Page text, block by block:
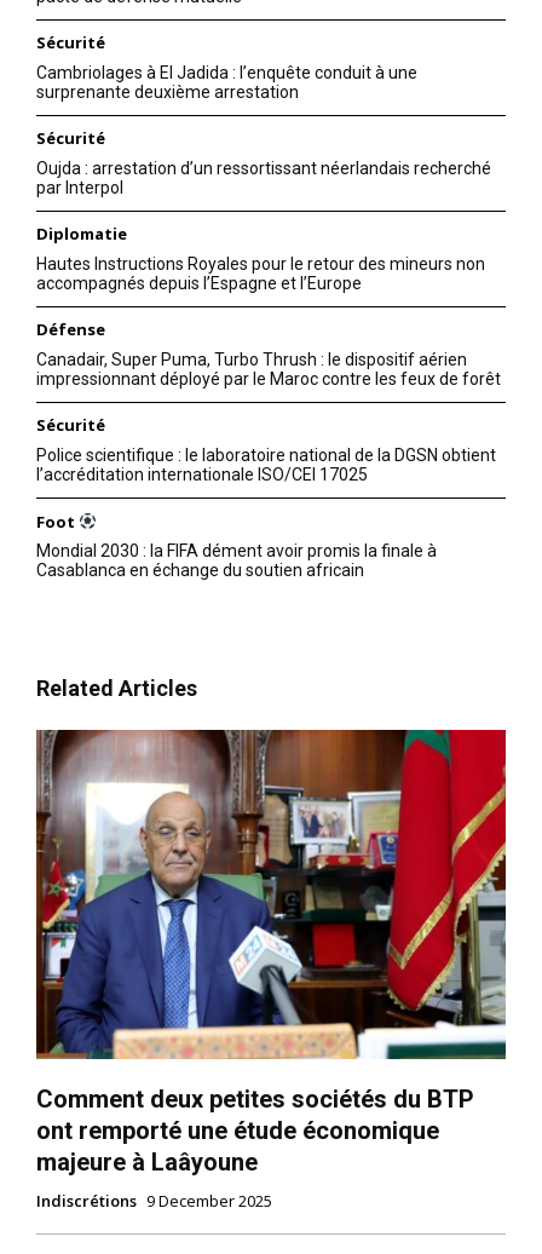
l'intelligence de
S'ABONNER MAINTENANT
Insight Publications
Sécurité
Cambriolages à El Jadida : l’enquête conduit à une
surprenante deuxième arrestation
Sécurité
Oujda : arrestation d’un ressortissant néerlandais recherché
par Interpol
Diplomatie
Hautes Instructions Royales pour le retour des mineurs non
accompagnés depuis l’Espagne et l’Europe
Défense
Canadair, Super Puma, Turbo Thrush : le dispositif aérien
impressionnant déployé par le Maroc contre les feux de forêt
Sécurité
Police scientifique : le laboratoire national de la DGSN obtient
l’accréditation internationale ISO/CEI 17025
Foot
Mondial 2030 : la FIFA dément avoir promis la finale à
Casablanca en échange du soutien africain
Related Articles
Comment deux petites sociétés du BTP
ont remporté une étude économique
majeure à Laâyoune
Indiscrétions 9 December 2025